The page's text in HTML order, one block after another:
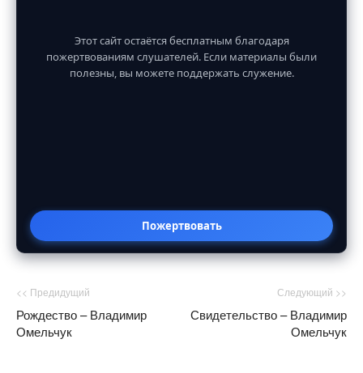
Этот сайт остаётся бесплатным благодаря
пожертвованиям слушателей. Если материалы были
полезны, вы можете поддержать служение.
Пожертвовать
<< Предидущий
Рождество – Владимир
Омельчук
Следующий >>
Свидетельство – Владимир
Омельчук